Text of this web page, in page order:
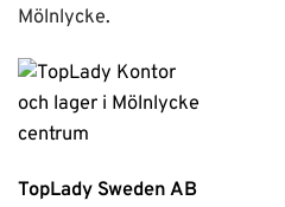
Mölnlycke.
TopLady Sweden AB